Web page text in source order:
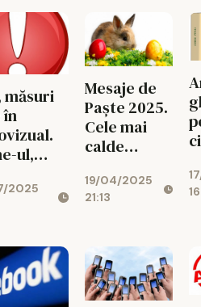
măsuri
în
ul,
și
2025
Mesaje de
Paște 2025.
Cele mai
calde
felicitări,
urări de
19/04/2025
21:13